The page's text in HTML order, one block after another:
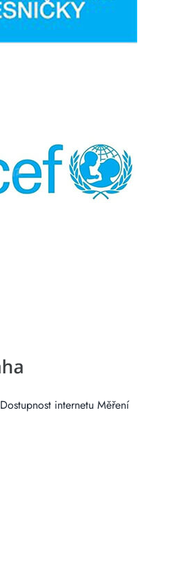
Dostupnost internetu Měření